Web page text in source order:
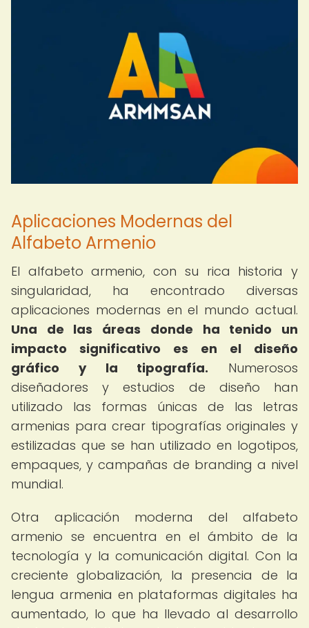
Aplicaciones Modernas del
Alfabeto Armenio
El alfabeto armenio, con su rica historia y
singularidad, ha encontrado diversas
aplicaciones modernas en el mundo actual.
Una de las áreas donde ha tenido un
impacto significativo es en el diseño
gráfico y la tipografía. Numerosos
diseñadores y estudios de diseño han
utilizado las formas únicas de las letras
armenias para crear tipografías originales y
estilizadas que se han utilizado en logotipos,
empaques, y campañas de branding a nivel
mundial.
Otra aplicación moderna del alfabeto
armenio se encuentra en el ámbito de la
tecnología y la comunicación digital. Con la
creciente globalización, la presencia de la
lengua armenia en plataformas digitales ha
aumentado, lo que ha llevado al desarrollo